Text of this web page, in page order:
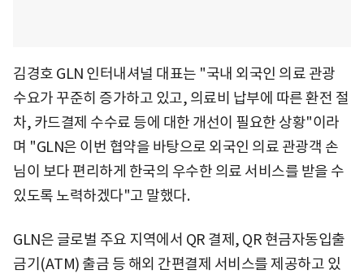
김경호 GLN 인터내셔널 대표는 "국내 외국인 의료 관광
수요가 꾸준히 증가하고 있고, 의료비 납부에 따른 환전 절
차, 카드결제 수수료 등에 대한 개선이 필요한 상황"이라
며 "GLN은 이번 협약을 바탕으로 외국인 의료 관광객 손
님이 보다 편리하게 한국의 우수한 의료 서비스를 받을 수
있도록 노력하겠다"고 말했다.
GLN은 글로벌 주요 지역에서 QR 결제, QR 현금자동입출
금기(ATM) 출금 등 해외 간편결제 서비스를 제공하고 있